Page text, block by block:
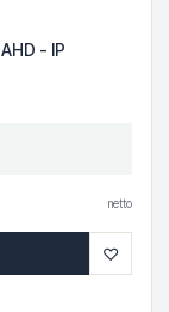
- IP
netto
♡